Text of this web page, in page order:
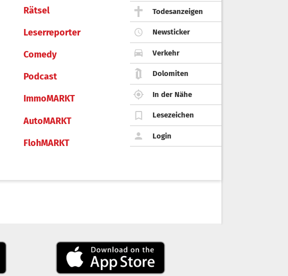
Rätsel
Leserreporter
Comedy
Podcast
ImmoMARKT
AutoMARKT
FlohMARKT
Todesanzeigen
Newsticker
Verkehr
Dolomiten
In der Nähe
Lesezeichen
Login